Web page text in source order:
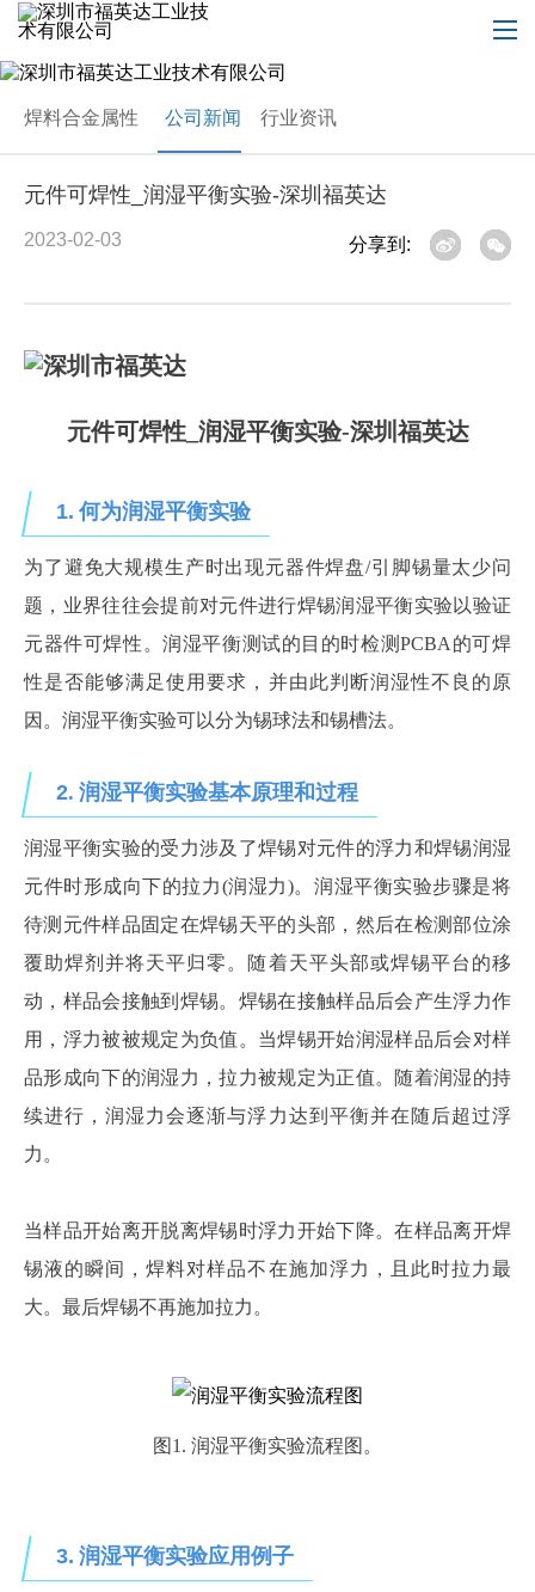
焊料合金属性 公司新闻 行业资讯
元件可焊性_润湿平衡实验-深圳福英达
2023-02-03 分享到:
元件可焊性_润湿平衡实验-深圳福英达
1. 何为润湿平衡实验
为了避免大规模生产时出现元器件焊盘/引脚锡量太少问
题，业界往往会提前对元件进行焊锡润湿平衡实验以验证
元器件可焊性。润湿平衡测试的目的时检测PCBA的可焊
性是否能够满足使用要求，并由此判断润湿性不良的原
因。润湿平衡实验可以分为锡球法和锡槽法。
2. 润湿平衡实验基本原理和过程
润湿平衡实验的受力涉及了焊锡对元件的浮力和焊锡润湿
元件时形成向下的拉力(润湿力)。润湿平衡实验步骤是将
待测元件样品固定在焊锡天平的头部，然后在检测部位涂
覆助焊剂并将天平归零。随着天平头部或焊锡平台的移
动，样品会接触到焊锡。焊锡在接触样品后会产生浮力作
用，浮力被被规定为负值。当焊锡开始润湿样品后会对样
品形成向下的润湿力，拉力被规定为正值。随着润湿的持
续进行，润湿力会逐渐与浮力达到平衡并在随后超过浮
力。
当样品开始离开脱离焊锡时浮力开始下降。在样品离开焊
锡液的瞬间，焊料对样品不在施加浮力，且此时拉力最
大。最后焊锡不再施加拉力。
图 1. 润湿平衡实验流程图。
3. 润湿平衡实验应用例子